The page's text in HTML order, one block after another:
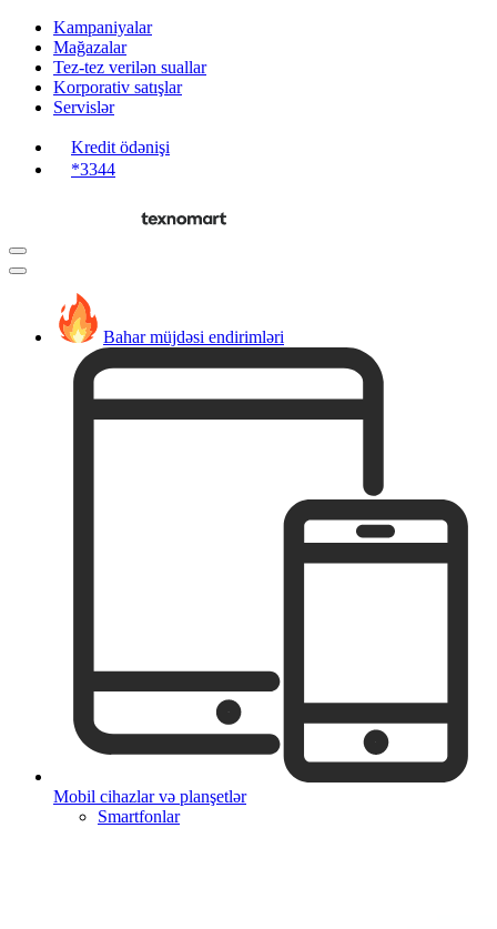
Kampaniyalar
Mağazalar
Tez-tez verilən suallar
Korporativ satışlar
Servislər
Kredit ödənişi
*3344
Bahar müjdəsi endirimləri
Mobil cihazlar və planşetlər
Smartfonlar